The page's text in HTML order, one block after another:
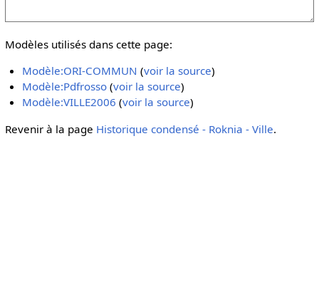
Modèles utilisés dans cette page:
Modèle:ORI-COMMUN (voir la source)
Modèle:Pdfrosso (voir la source)
Modèle:VILLE2006 (voir la source)
Revenir à la page Historique condensé - Roknia - Ville.